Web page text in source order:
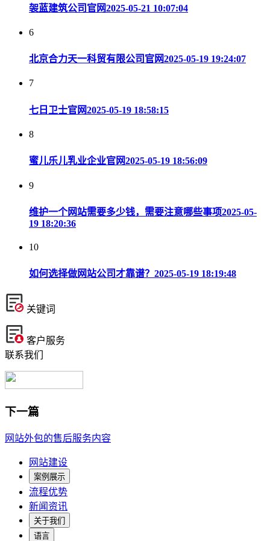
袈蓝建筑公司官网2025-05-21 10:07:04
6
北京合力天一科贸有限公司官网2025-05-19 19:24:07
7
七日卫士官网2025-05-19 18:58:15
8
蜜儿乐儿乳业企业官网2025-05-19 18:56:09
9
维护一个网站需要多少钱，需要注意哪些事项2025-05-
19 18:20:36
10
如何选择做网站公司才靠谱？ 2025-05-19 18:19:48
关键词
客户服务
联系我们
下一篇
网站外包的售后服务内容
网站建设
案例展示
流程优势
新闻资讯
关于我们
语言